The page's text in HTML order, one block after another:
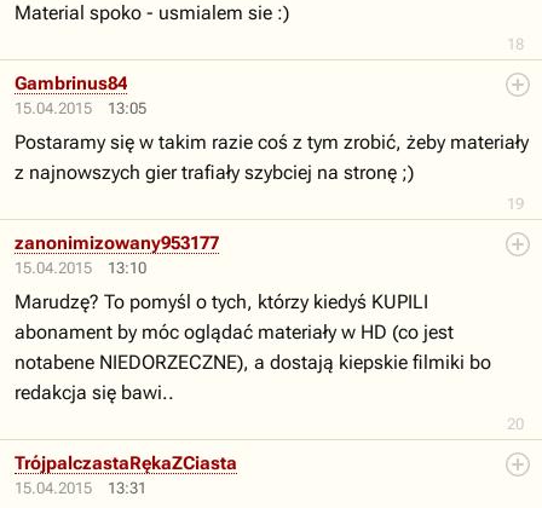
18
Material spoko - usmialem sie :)
15.04.2015 13:05
19
Gambrinus84
Postaramy się w takim razie coś z tym zrobić, żeby materiały
z najnowszych gier trafiały szybciej na stronę ;)
15.04.2015 13:10
20
zanonimizowany953177
Marudzę? To pomyśl o tych, którzy kiedyś KUPILI
abonament by móc oglądać materiały w HD (co jest
notabene NIEDORZECZNE), a dostają kiepskie filmiki bo
redakcja się bawi..
15.04.2015 13:31
TrójpalczastaRękaZCiasta